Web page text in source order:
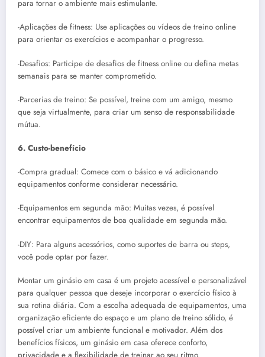
para tornar o ambiente mais estimulante.
-Aplicações de fitness: Use aplicações ou vídeos de treino online
para orientar os exercícios e acompanhar o progresso.
-Desafios: Participe de desafios de fitness online ou defina metas
semanais para se manter comprometido.
-Parcerias de treino: Se possível, treine com um amigo, mesmo
que seja virtualmente, para criar um senso de responsabilidade
mútua.
6. Custo-benefício
-Compra gradual: Comece com o básico e vá adicionando
equipamentos conforme considerar necessário.
-Equipamentos em segunda mão: Muitas vezes, é possível
encontrar equipamentos de boa qualidade em segunda mão.
-DIY: Para alguns acessórios, como suportes de barra ou steps,
você pode optar por fazer.
Montar um ginásio em casa é um projeto acessível e personalizável
para qualquer pessoa que deseje incorporar o exercício físico à
sua rotina diária. Com a escolha adequada de equipamentos, uma
organização eficiente do espaço e um plano de treino sólido, é
possível criar um ambiente funcional e motivador. Além dos
benefícios físicos, um ginásio em casa oferece conforto,